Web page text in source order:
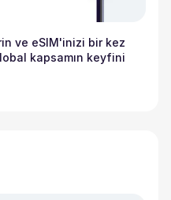
ve eSIM'inizi bir kez
kapsamın keyfini